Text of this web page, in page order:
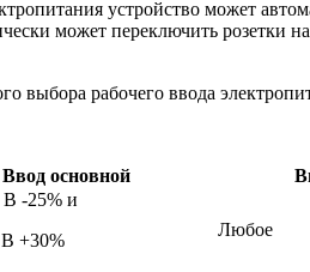
устройство может
может переключить
выбора рабочего ввода
Ввод основной
-25% и
+30%
Любое